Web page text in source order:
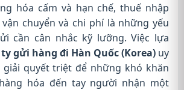
hóa cấm và hạn chế, thuế nhập
chuyển và chi phí là những yếu
cần cân nhắc kỹ lưỡng. Việc lựa
gửi hàng đi Hàn Quốc (Korea) uy
quyết triệt để những khó khăn
hóa đến tay người nhận một